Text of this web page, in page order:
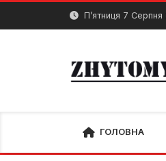
Skip
content
П’ятниця 7 Серпня
ГОЛОВНА